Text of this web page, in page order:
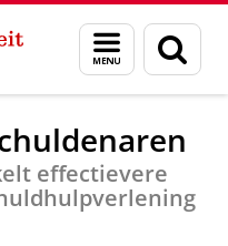
Menu
en
zoeken
effectievere